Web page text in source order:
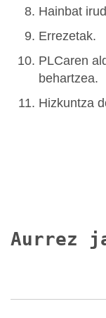
Hainbat
Errezetak.
PLCaren
behartzea.
Hizkuntza
Aurrez